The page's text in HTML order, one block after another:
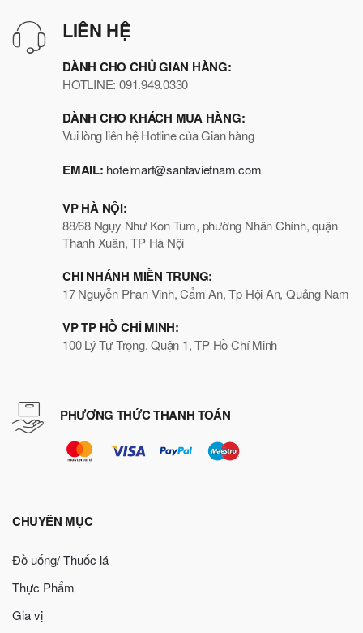
LIÊN HỆ
DÀNH CHO CHỦ GIAN HÀNG:
HOTLINE: 091.949.0330
DÀNH CHO KHÁCH MUA HÀNG:
Vui lòng liên hệ Hotline của Gian hàng
EMAIL: hotelmart@santavietnam.com
VP HÀ NỘI:
88/68 Ngụy Như Kon Tum, phường Nhân Chính, quận
Thanh Xuân, TP Hà Nội
CHI NHÁNH MIỀN TRUNG:
17 Nguyễn Phan Vinh, Cẩm An, Tp Hội An, Quảng Nam
VP TP HỒ CHÍ MINH:
100 Lý Tự Trọng, Quận 1, TP Hồ Chí Minh
PHƯƠNG THỨC THANH TOÁN
CHUYÊN MỤC
Đồ uống/ Thuốc lá
Thực Phẩm
Gia vị